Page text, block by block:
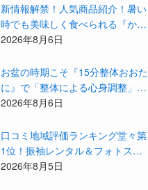
新情報解禁！人気商品紹介！暑い
時でも美味しく食べられる『かず
みんち』の身体に優しい天然酵母
2026年8月6日
お盆の時期こそ『15分整体おおた
に』で「整体による心身調整」と
「アドバイザーによる身辺整理の
2026年8月6日
⼝コミ地域評価ランキング堂々第
1位！振袖レンタル＆フォトスタ
ジオ「スタジオマックス」がお得
2026年8月5日